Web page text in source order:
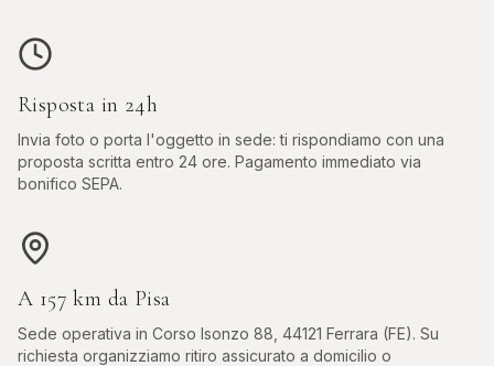
Risposta in 24h
Invia foto o porta l'oggetto in sede: ti rispondiamo con una
proposta scritta entro 24 ore. Pagamento immediato via
bonifico SEPA.
A 157 km da Pisa
Sede operativa in Corso Isonzo 88, 44121 Ferrara (FE). Su
richiesta organizziamo ritiro assicurato a domicilio o